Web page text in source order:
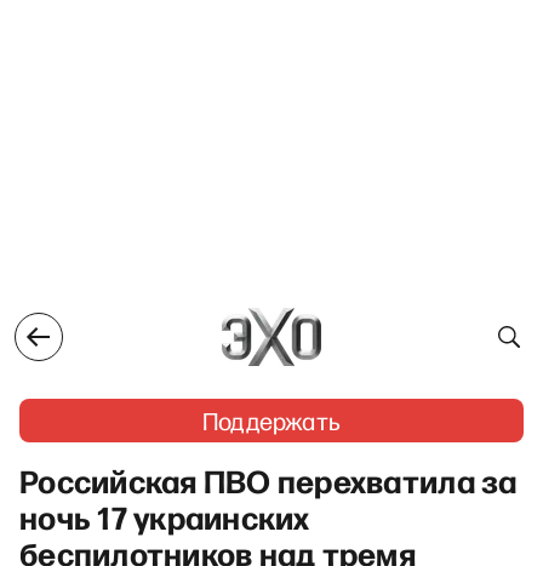
Поддержать
Российская ПВО перехватила за
ночь 17 украинских
беспилотников над тремя